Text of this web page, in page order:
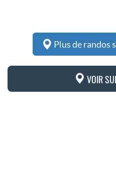
Plus de randos
VOIR